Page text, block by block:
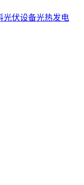
光伏设备光热发电